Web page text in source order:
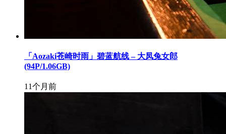
「Aozaki苍崎时雨」碧蓝航线 – 大凤兔女郎
(94P/1.06GB)
11个月前